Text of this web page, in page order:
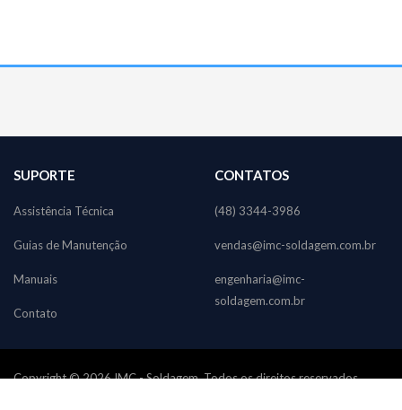
SUPORTE
Assistência Técnica
Guias de Manutenção
Manuais
Contato
CONTATOS
(48) 3344-3986
vendas@imc-soldagem.com.br
engenharia@imc-
soldagem.com.br
Copyright © 2026 IMC - Soldagem. Todos os direitos reservados.